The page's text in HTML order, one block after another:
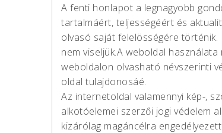
A fenti honlapot a legnagyobb
tartalmáért, teljességéért és
olvasó saját felelösségére
nem viseljük.A weboldal
weboldalon olvasható névszerinti
oldal tulajdonosáé.
Az internetoldal valamennyi kép-,
alkotóelemei szerzői jogi védelem
kizárólag magáncélra